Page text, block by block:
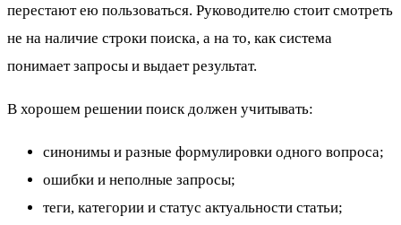
перестают ею пользоваться. Руководителю стоит смотреть
не на наличие строки поиска, а на то, как система
понимает запросы и выдает результат.
В хорошем решении поиск должен учитывать:
синонимы и разные формулировки одного вопроса;
ошибки и неполные запросы;
теги, категории и статус актуальности статьи;